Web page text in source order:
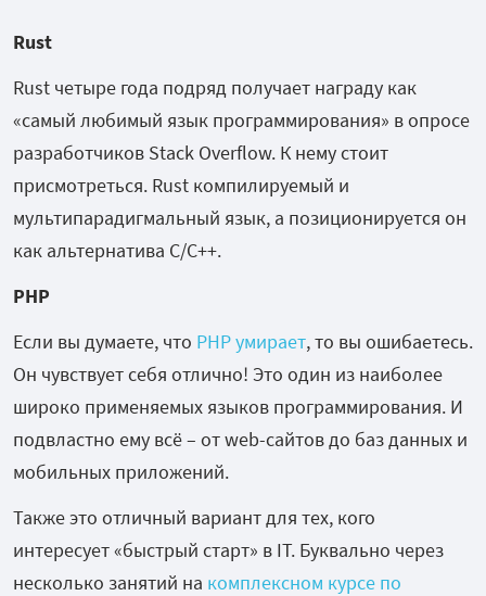
Rust
Rust четыре года подряд получает награду как
«самый любимый язык программирования» в опросе
разработчиков Stack Overflow. К нему стоит
присмотреться. Rust компилируемый и
мультипарадигмальный язык, а позиционируется он
как альтернатива С/С++.
PHP
Если вы думаете, что PHP умирает, то вы ошибаетесь.
Он чувствует себя отлично! Это один из наиболее
широко применяемых языков программирования. И
подвластно ему всё – от web-сайтов до баз данных и
мобильных приложений.
Также это отличный вариант для тех, кого
интересует «быстрый старт» в IT. Буквально через
несколько занятий на комплексном курсе по